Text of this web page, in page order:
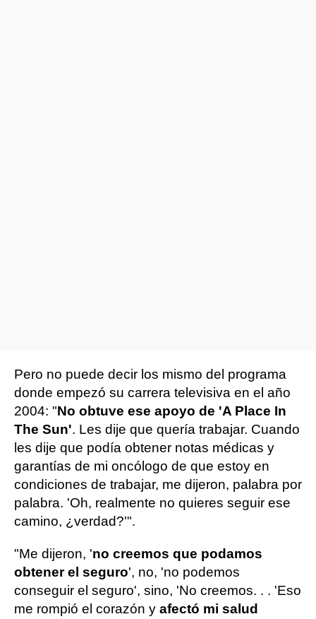
Pero no puede decir los mismo del programa
donde empezó su carrera televisiva en el año
2004: "No obtuve ese apoyo de 'A Place In
The Sun'. Les dije que quería trabajar. Cuando
les dije que podía obtener notas médicas y
garantías de mi oncólogo de que estoy en
condiciones de trabajar, me dijeron, palabra por
palabra. 'Oh, realmente no quieres seguir ese
camino, ¿verdad?'".
"Me dijeron, 'no creemos que podamos
obtener el seguro', no, 'no podemos
conseguir el seguro', sino, 'No creemos. . . 'Eso
me rompió el corazón y afectó mi salud